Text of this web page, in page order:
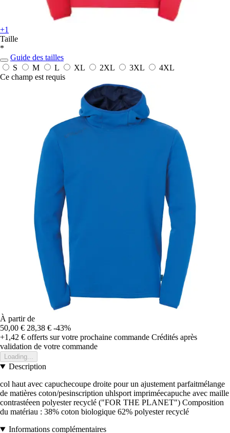
+1
Taille
*
Guide des tailles
S
M L XL 2XL 3XL
4XL
Ce champ est requis
À partir de
50,00 € 28,38 € -43%
+1,42 € offerts sur votre prochaine commande Crédités après
validation de votre commande
Loading...
Description
col haut avec capuchecoupe droite pour un ajustement parfaitmélange
de matières coton/pesinscription uhlsport impriméecapuche avec maille
contrastéeen polyester recyclé ("FOR THE PLANET") Composition
du matériau : 38% coton biologique 62% polyester recyclé
Informations complémentaires